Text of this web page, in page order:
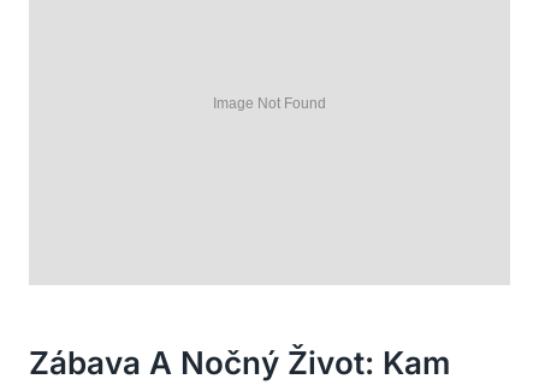
Zábava A Nočný Život: Kam